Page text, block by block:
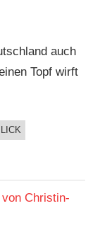
auch
Topf wirft
Christin-